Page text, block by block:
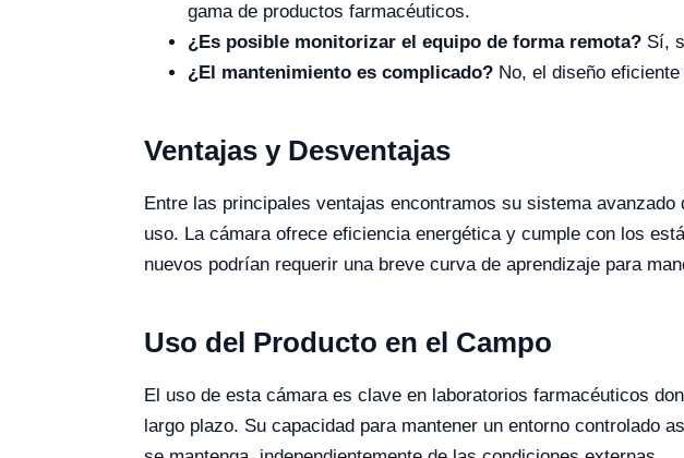
gama de productos farmacéuticos.
¿Es posible monitorizar el equipo de forma remota? Sí,
¿El mantenimiento es complicado? No, el diseño
Ventajas y Desventajas
Entre las principales ventajas encontramos su sistema
uso. La cámara ofrece eficiencia energética y cumple con los
nuevos podrían requerir una breve curva de aprendizaje para
Uso del Producto en el Campo
El uso de esta cámara es clave en laboratorios farmacéuticos
largo plazo. Su capacidad para mantener un entorno controlado